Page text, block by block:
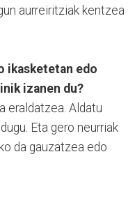
aurreiritziak kentzea
ikasketetan edo
izanen du?
eraldatzea. Aldatu
Eta gero neurriak
da gauzatzea edo